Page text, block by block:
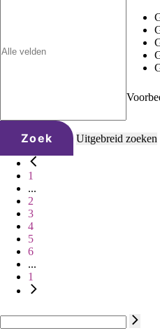
Zoek Uitgebreid zoeken
1
...
2
3
4
5
6
...
1